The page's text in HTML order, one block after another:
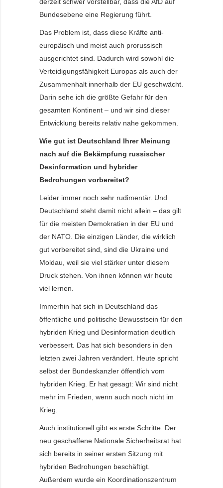
Bundesebene eine Regierung führt.
Das Problem ist, dass diese Kräfte anti-
europäisch und meist auch prorussisch
ausgerichtet sind. Dadurch wird sowohl die
Verteidigungsfähigkeit Europas als auch der
Zusammenhalt innerhalb der EU geschwächt.
Darin sehe ich die größte Gefahr für den
gesamten Kontinent – und wir sind dieser
Entwicklung bereits relativ nahe gekommen.
Wie gut ist Deutschland Ihrer Meinung
nach auf die Bekämpfung russischer
Desinformation und hybrider
Bedrohungen vorbereitet?
Leider immer noch sehr rudimentär. Und
Deutschland steht damit nicht allein – das gilt
für die meisten Demokratien in der EU und
der NATO. Die einzigen Länder, die wirklich
gut vorbereitet sind, sind die Ukraine und
Moldau, weil sie viel stärker unter diesem
Druck stehen. Von ihnen können wir heute
viel lernen.
Immerhin hat sich in Deutschland das
öffentliche und politische Bewusstsein für den
hybriden Krieg und Desinformation deutlich
verbessert. Das hat sich besonders in den
letzten zwei Jahren verändert. Heute spricht
selbst der Bundeskanzler öffentlich vom
hybriden Krieg. Er hat gesagt: Wir sind nicht
mehr im Frieden, wenn auch noch nicht im
Krieg.
Auch institutionell gibt es erste Schritte. Der
neu geschaffene Nationale Sicherheitsrat hat
sich bereits in seiner ersten Sitzung mit
hybriden Bedrohungen beschäftigt.
Außerdem wurde ein Koordinationszentrum